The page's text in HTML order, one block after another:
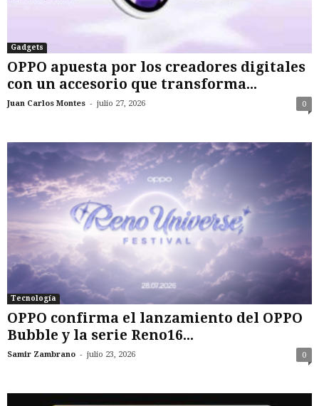
Gadgets
OPPO apuesta por los creadores digitales
con un accesorio que transforma...
Juan Carlos Montes - julio 27, 2026 0
Tecnología
OPPO confirma el lanzamiento del OPPO
Bubble y la serie Reno16...
Samir Zambrano - julio 23, 2026 0